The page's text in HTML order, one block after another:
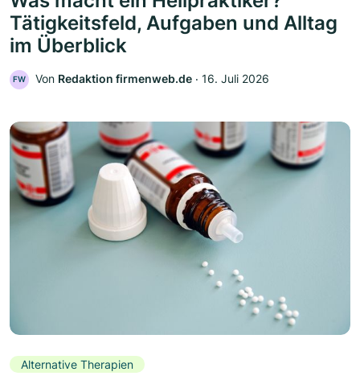
Tätigkeitsfeld, Aufgaben und Alltag
im Überblick
FW Von Redaktion firmenweb.de ‧ 16. Juli 2026
Alternative Therapien